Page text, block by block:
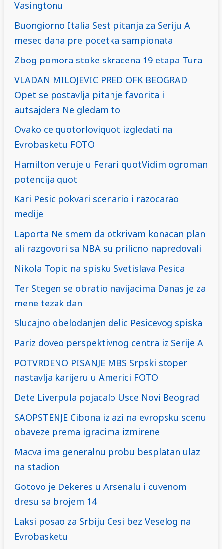
Vasingtonu
Buongiorno Italia Sest pitanja za Seriju A
mesec dana pre pocetka sampionata
Zbog pomora stoke skracena 19 etapa Tura
VLADAN MILOJEVIC PRED OFK BEOGRAD
Opet se postavlja pitanje favorita i
autsajdera Ne gledam to
Ovako ce quotorloviquot izgledati na
Evrobasketu FOTO
Hamilton veruje u Ferari quotVidim ogroman
potencijalquot
Kari Pesic pokvari scenario i razocarao
medije
Laporta Ne smem da otkrivam konacan plan
ali razgovori sa NBA su prilicno napredovali
Nikola Topic na spisku Svetislava Pesica
Ter Stegen se obratio navijacima Danas je za
mene tezak dan
Slucajno obelodanjen delic Pesicevog spiska
Pariz doveo perspektivnog centra iz Serije A
POTVRDENO PISANJE MBS Srpski stoper
nastavlja karijeru u Americi FOTO
Dete Liverpula pojacalo Usce Novi Beograd
SAOPSTENJE Cibona izlazi na evropsku scenu
obaveze prema igracima izmirene
Macva ima generalnu probu besplatan ulaz
na stadion
Gotovo je Dekeres u Arsenalu i cuvenom
dresu sa brojem 14
Laksi posao za Srbiju Cesi bez Veselog na
Evrobasketu